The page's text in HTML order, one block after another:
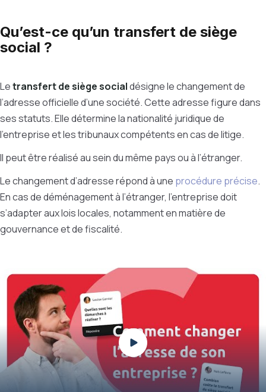
Qu’est-ce qu’un transfert de siège
social ?
Letransfert de siège socialdésigne le changement de
l’adresse officielle d’une société. Cette adresse figure dans
ses statuts. Elle détermine la nationalité juridique de
l’entreprise et les tribunaux compétents en cas de litige.
Il peut être réalisé au sein du même pays ou à l’étranger.
Le changement d’adresse répond à une procédure précise.
En cas de déménagement à l’étranger, l’entreprise doit
s’adapter aux lois locales, notamment en matière de
gouvernance et de fiscalité.
Play